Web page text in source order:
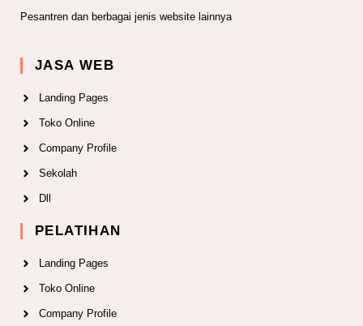
Pesantren dan berbagai jenis website lainnya
JASA WEB
Landing Pages
Toko Online
Company Profile
Sekolah
Dll
PELATIHAN
Landing Pages
Toko Online
Company Profile